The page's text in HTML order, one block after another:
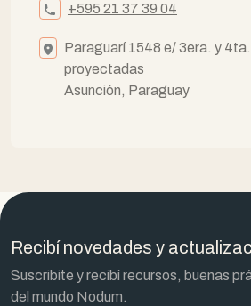
+595 21 37 39 04
Paraguarí 1548 e/ 3era. y 4ta.
proyectadas
Asunción, Paraguay
Recibí novedades y
Suscribite y recibí recursos, buenas
del mundo Nodum.